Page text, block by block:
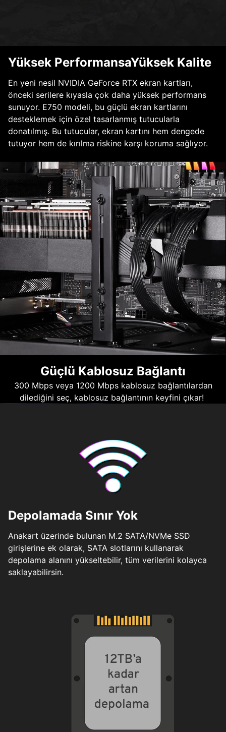
Yüksek PerformansaYüksek Kalite
En yeni nesil NVIDIA GeForce RTX ekran kartları,
önceki serilere kıyasla çok daha yüksek performans
sunuyor. E750 modeli, bu güçlü ekran kartlarını
desteklemek için özel tasarlanmış tutucularla
donatılmış. Bu tutucular, ekran kartını hem dengede
tutuyor hem de kırılma riskine karşı koruma sağlıyor.
Güçlü Kablosuz Bağlantı
300 Mbps veya 1200 Mbps kablosuz bağlantılardan
dilediğini seç, kablosuz bağlantının keyfini çıkar!
Depolamada Sınır Yok
Anakart üzerinde bulunan M.2 SATA/NVMe SSD
girişlerine ek olarak, SATA slotlarını kullanarak
depolama alanını yükseltebilir, tüm verilerini kolayca
saklayabilirsin.